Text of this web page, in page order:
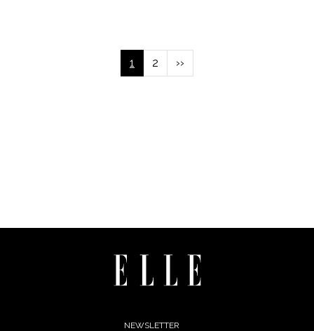
Přihlášením k newsletteru souhlasíte s
soukromí BurdaMedia Extra s.r.o., zaškrtněte toto pole.
Aktuální
stránka
1 Page
2
Následující
stránka
››
NEWSLETTER